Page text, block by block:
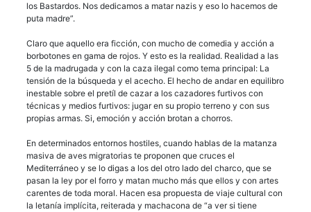
los Bastardos. Nos dedicamos a matar nazis y eso lo hacemos de
puta madre”.
Claro que aquello era ficción, con mucho de comedia y acción a
borbotones en gama de rojos. Y esto es la realidad. Realidad a las
5 de la madrugada y con la caza ilegal como tema principal: La
tensión de la búsqueda y el acecho. El hecho de andar en equilibro
inestable sobre el pretíl de cazar a los cazadores furtivos con
técnicas y medios furtivos: jugar en su propio terreno y con sus
propias armas. Si, emoción y acción brotan a chorros.
En determinados entornos hostiles, cuando hablas de la matanza
masiva de aves migratorias te proponen que cruces el
Mediterráneo y se lo digas a los del otro lado del charco, que se
pasan la ley por el forro y matan mucho más que ellos y con artes
carentes de toda moral. Hacen esa propuesta de viaje cultural con
la letanía implícita, reiterada y machacona de “a ver si tiene